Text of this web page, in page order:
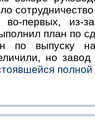
во-первых, из-
план по
по выпуску
но